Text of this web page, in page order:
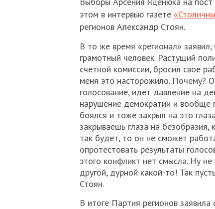
этом в интервью газете
регионов Александр Стоян.
В то же время «регионал»
грамотный человек. Растущий
счетной комиссии, бросил свое
меня это насторожило. Почему?
голосование, идет давление на
нарушение демократии и вообще
боялся и тоже закрыл на это
закрываешь глаза на
так будет, то он не сможет
опротестовать результаты
этого конфликт нет смысла. Ну
другой, дурной какой-то! Так
Стоян.
В итоге Партия регионов